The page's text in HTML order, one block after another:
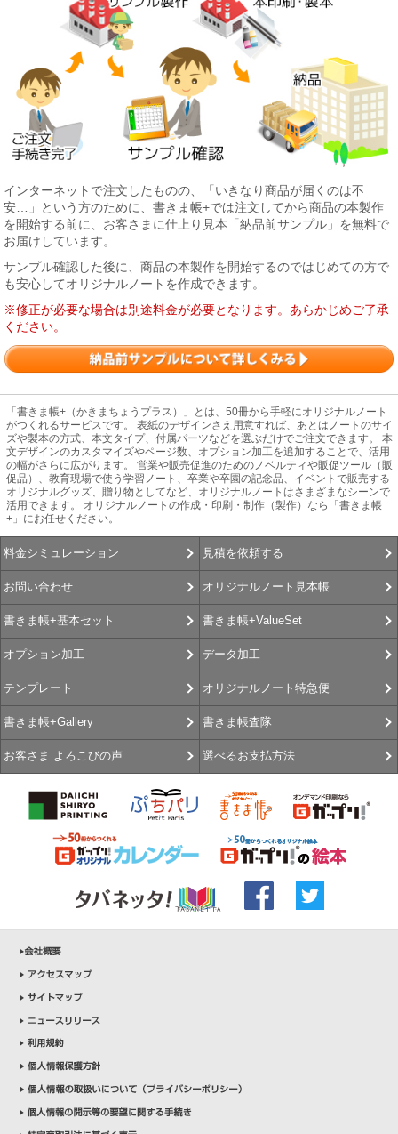
インターネットで注文したものの、「いきなり商品が届くのは不
安…」という方のために、書きま帳+では注文してから商品の本製作
を開始する前に、お客さまに仕上り見本「納品前サンプル」を無料で
お届けしています。
サンプル確認した後に、商品の本製作を開始するのではじめての方で
も安心してオリジナルノートを作成できます。
※修正が必要な場合は別途料金が必要となります。あらかじめご了承
ください。
「書きま帳+（かきまちょうプラス）」とは、50冊から手軽にオリジナルノート
がつくれるサービスです。 表紙のデザインさえ用意すれば、あとはノートのサイ
ズや製本の方式、本文タイプ、付属パーツなどを選ぶだけでご注文できます。 本
文デザインのカスタマイズやページ数、オプション加工を追加することで、活用
の幅がさらに広がります。 営業や販売促進のためのノベルティや販促ツール（販
促品）、教育現場で使う学習ノート、卒業や卒園の記念品、イベントで販売する
オリジナルグッズ、贈り物としてなど、オリジナルノートはさまざまなシーンで
活用できます。 オリジナルノートの作成・印刷・制作（製作）なら「書きま帳
+」にお任せください。
料金シミュレーション 見積を依頼する
お問い合わせ オリジナルノート見本帳
書きま帳+基本セット 書きま帳+ValueSet
オプション加工 データ加工
テンプレート オリジナルノート特急便
書きま帳+Gallery 書きま帳査隊
お客さま よろこびの声 選べるお支払方法